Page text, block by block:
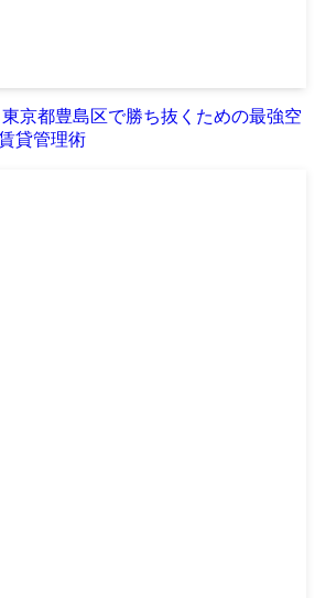
東京都豊島区で勝ち抜くための最強空
貸管理術